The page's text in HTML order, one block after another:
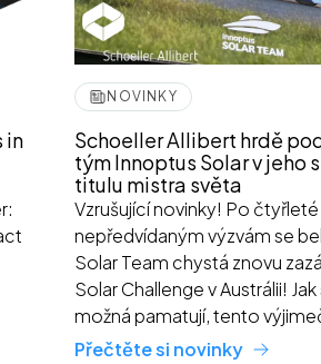
in
NOVINKY
Schoeller Allibert hrdě
tým Innoptus Solar v jeho
titulu mistra světa
Vzrušující novinky! Po
nepředvídaným výzvám se
Solar Team chystá znovu
Solar Challenge v Austrálii!
možná pamatují, tento
Přečtěte si novinky